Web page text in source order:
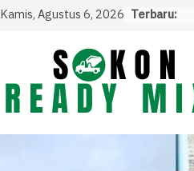
Kamis, Agustus 6, 2026 Terbaru: